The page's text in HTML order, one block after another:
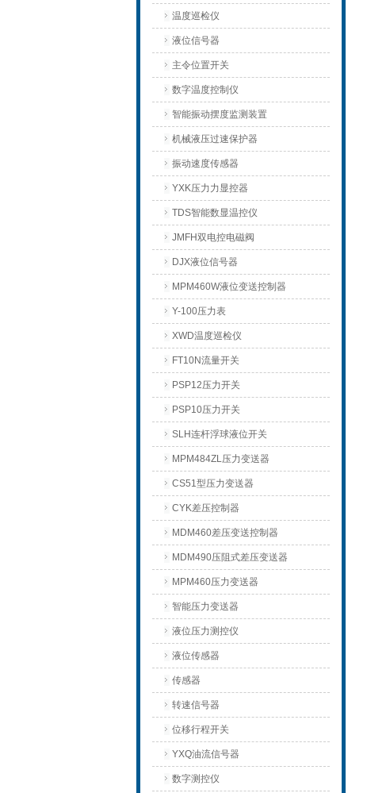
温度巡检仪
液位信号器
主令位置开关
数字温度控制仪
智能振动摆度监测装置
机械液压过速保护器
振动速度传感器
YXK压力力显控器
TDS智能数显温控仪
JMFH双电控电磁阀
DJX液位信号器
MPM460W液位变送控制器
Y-100压力表
XWD温度巡检仪
FT10N流量开关
PSP12压力开关
PSP10压力开关
SLH连杆浮球液位开关
MPM484ZL压力变送器
CS51型压力变送器
CYK差压控制器
MDM460差压变送控制器
MDM490压阻式差压变送器
MPM460压力变送器
智能压力变送器
液位压力测控仪
液位传感器
传感器
转速信号器
位移行程开关
YXQ油流信号器
数字测控仪